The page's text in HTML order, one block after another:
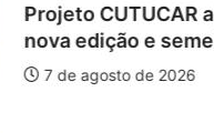
Projeto CUTUCAR
nova edição e
7 de agosto de 2026